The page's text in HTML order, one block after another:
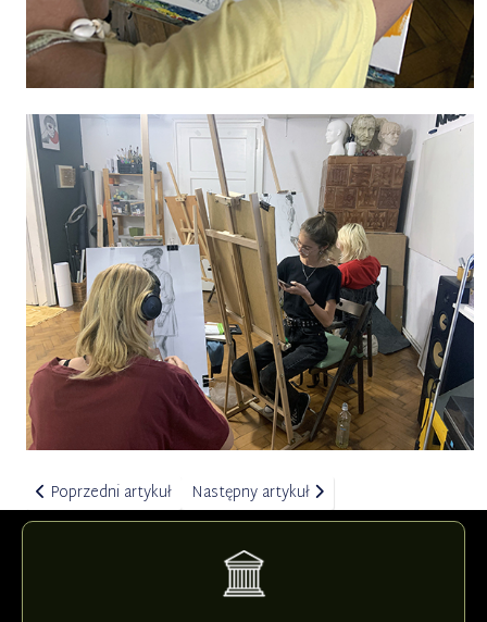
Poprzedni artykuł: PÓŁKOLONIE artystyczne dla dzieci w
Poprzedni artykuł Następny artykuł: II Fotograficzny
Następny artykuł